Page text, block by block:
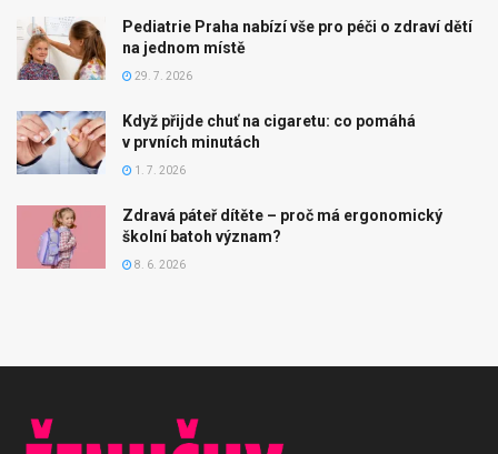
Pediatrie Praha nabízí vše pro péči o zdraví dětí
na jednom místě
29. 7. 2026
Když přijde chuť na cigaretu: co pomáhá
v prvních minutách
1. 7. 2026
Zdravá páteř dítěte – proč má ergonomický
školní batoh význam?
8. 6. 2026